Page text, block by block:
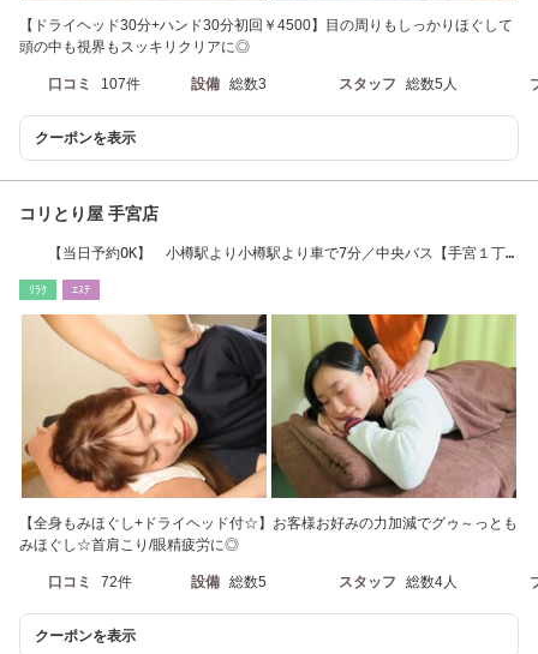
【ドライヘッド30分+ハンド30分初回￥4500】目の周りもしっかりほぐして
頭の中も視界もスッキリクリアに◎
口コミ 107件 設備 総数3 スタッフ 総数5人
クーポンを表示
コリとり屋 手宮店
【当日予約OK】 小樽駅より小樽駅より車で7分／中央バス【手宮１丁
ﾘﾗｸ ｴｽﾃ
【全身もみほぐし+ドライヘッド付☆】お客様お好みの力加減でグゥ～っとも
みほぐし☆首肩こり/眼精疲労に◎
口コミ 72件 設備 総数5 スタッフ 総数4人
クーポンを表示